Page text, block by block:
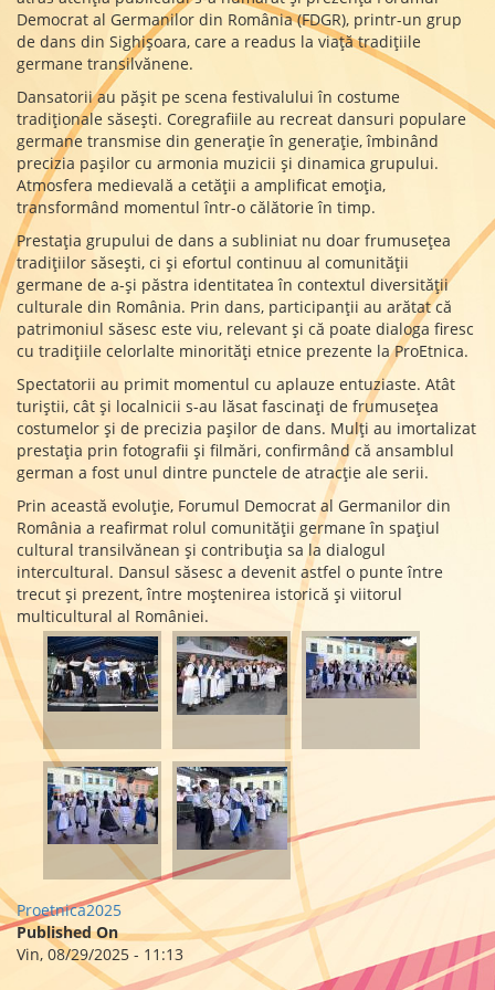
Democrat al Germanilor din România (FDGR), printr-un grup
de dans din Sighișoara, care a readus la viață tradițiile
germane transilvănene.
Dansatorii au pășit pe scena festivalului în costume
tradiționale săsești. Coregrafiile au recreat dansuri populare
germane transmise din generație în generație, îmbinând
precizia pașilor cu armonia muzicii și dinamica grupului.
Atmosfera medievală a cetății a amplificat emoția,
transformând momentul într-o călătorie în timp.
Prestația grupului de dans a subliniat nu doar frumusețea
tradițiilor săsești, ci și efortul continuu al comunității
germane de a-și păstra identitatea în contextul diversității
culturale din România. Prin dans, participanții au arătat că
patrimoniul săsesc este viu, relevant și că poate dialoga firesc
cu tradițiile celorlalte minorități etnice prezente la ProEtnica.
Spectatorii au primit momentul cu aplauze entuziaste. Atât
turiștii, cât și localnicii s-au lăsat fascinați de frumusețea
costumelor și de precizia pașilor de dans. Mulți au imortalizat
prestația prin fotografii și filmări, confirmând că ansamblul
german a fost unul dintre punctele de atracție ale serii.
Prin această evoluție, Forumul Democrat al Germanilor din
România a reafirmat rolul comunității germane în spațiul
cultural transilvănean și contribuția sa la dialogul
intercultural. Dansul săsesc a devenit astfel o punte între
trecut și prezent, între moștenirea istorică și viitorul
multicultural al României.
Proetnica2025
Published On
Vin, 08/29/2025 - 11:13